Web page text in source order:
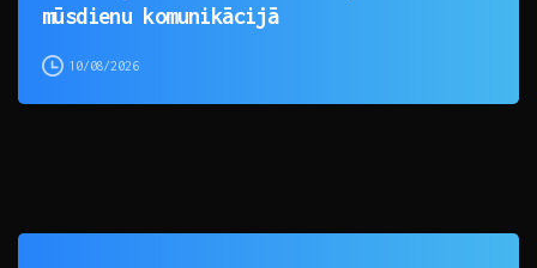
mūsdienu komunikācijā
10/08/2026